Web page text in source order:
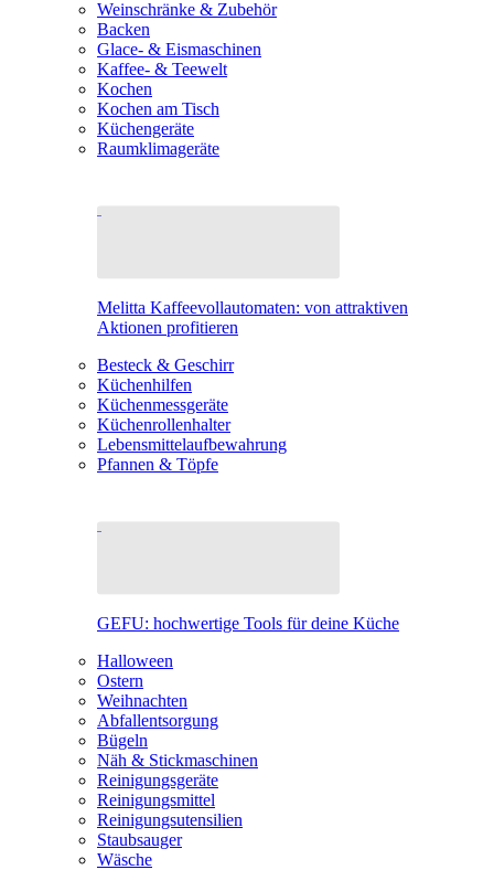
Weinschränke & Zubehör
Backen
Glace- & Eismaschinen
Kaffee- & Teewelt
Kochen
Kochen am Tisch
Küchengeräte
Raumklimageräte
Melitta Kaffeevollautomaten: von attraktiven
Aktionen profitieren
Besteck & Geschirr
Küchenhilfen
Küchenmessgeräte
Küchenrollenhalter
Lebensmittelaufbewahrung
Pfannen & Töpfe
GEFU: hochwertige Tools für deine Küche
Halloween
Ostern
Weihnachten
Abfallentsorgung
Bügeln
Näh & Stickmaschinen
Reinigungsgeräte
Reinigungsmittel
Reinigungsutensilien
Staubsauger
Wäsche